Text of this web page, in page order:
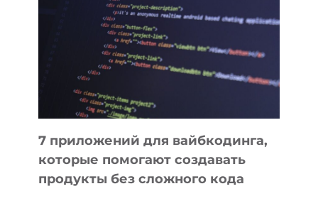
ИНСТРУМЕНТОВ
ДЛЯ
РАБОТЫ
7 приложений для вайбкодинга,
которые помогают создавать
продукты без сложного кода